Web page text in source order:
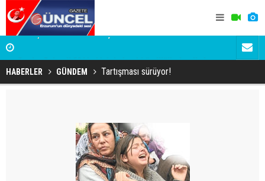
şahidi oldu
Gülistan
HABERLER GÜNDEM Tartışması sürüyor!